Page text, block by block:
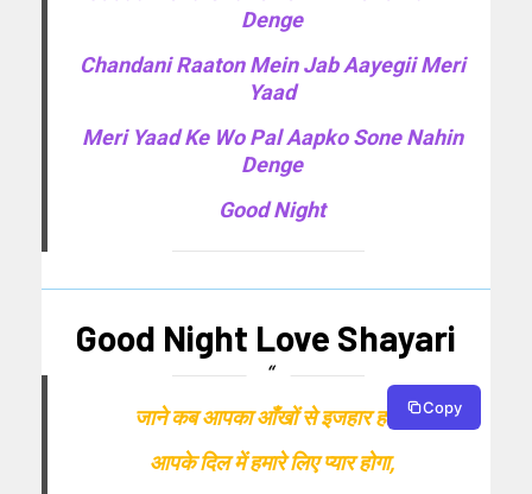
Denge
Chandani Raaton Mein Jab Aayegii Meri
Yaad
Meri Yaad Ke Wo Pal Aapko Sone Nahin
Denge
Good Night
Good Night Love Shayari
जाने कब आपका आँखों से इजहार होगा,
आपके दिल में हमारे लिए प्यार होगा,
Copy